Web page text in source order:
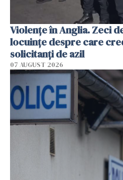
Violenţe în Anglia. Zeci
locuinţe despre care
solicitanţi de azil
07 AUGUST 2026